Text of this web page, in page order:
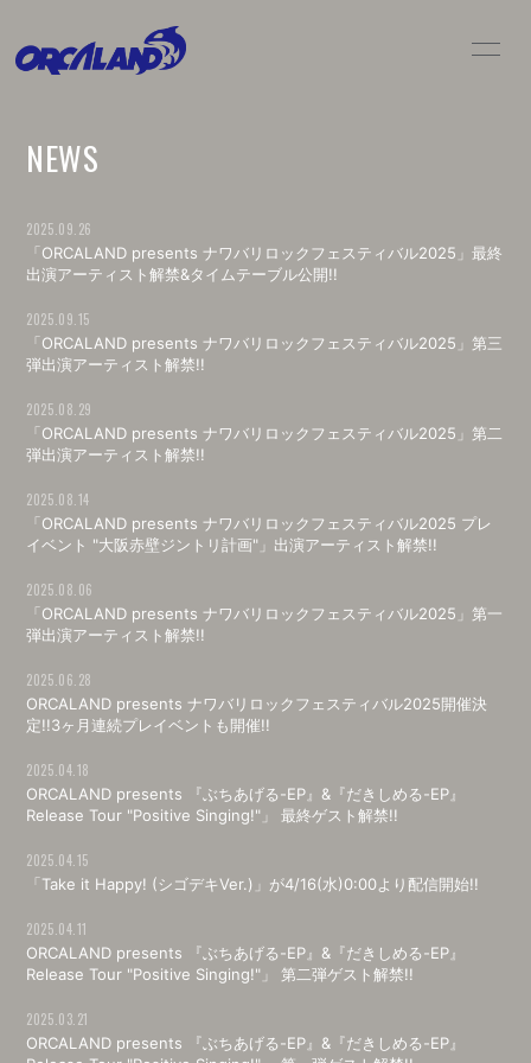
LIVE / SCHEDULE
DISC
GOODS
CONTACT
NEWS
2025.09.26
「ORCALAND presents ナワバリロックフェスティバル2025」最終
出演アーティスト解禁&タイムテーブル公開!!
2025.09.15
「ORCALAND presents ナワバリロックフェスティバル2025」第三
弾出演アーティスト解禁!!
2025.08.29
「ORCALAND presents ナワバリロックフェスティバル2025」第二
弾出演アーティスト解禁!!
2025.08.14
「ORCALAND presents ナワバリロックフェスティバル2025 プレ
イベント "大阪赤壁ジントリ計画"」出演アーティスト解禁!!
2025.08.06
「ORCALAND presents ナワバリロックフェスティバル2025」第一
弾出演アーティスト解禁!!
2025.06.28
ORCALAND presents ナワバリロックフェスティバル2025開催決
定!!3ヶ月連続プレイベントも開催!!
2025.04.18
ORCALAND presents 『ぶちあげる-EP』&『だきしめる-EP』
Release Tour "Positive Singing!"」 最終ゲスト解禁!!
2025.04.15
「Take it Happy! (シゴデキVer.)」が4/16(水)0:00より配信開始!!
2025.04.11
ORCALAND presents 『ぶちあげる-EP』&『だきしめる-EP』
Release Tour "Positive Singing!"」 第二弾ゲスト解禁!!
2025.03.21
ORCALAND presents 『ぶちあげる-EP』&『だきしめる-EP』